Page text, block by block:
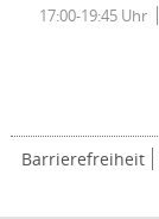
17:00-19:45 Uhr
Barrierefreiheit